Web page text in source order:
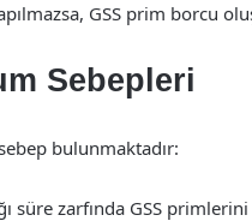
GSS prim borcu
Sebepleri
bulunmaktadır:
süre zarfında GSS